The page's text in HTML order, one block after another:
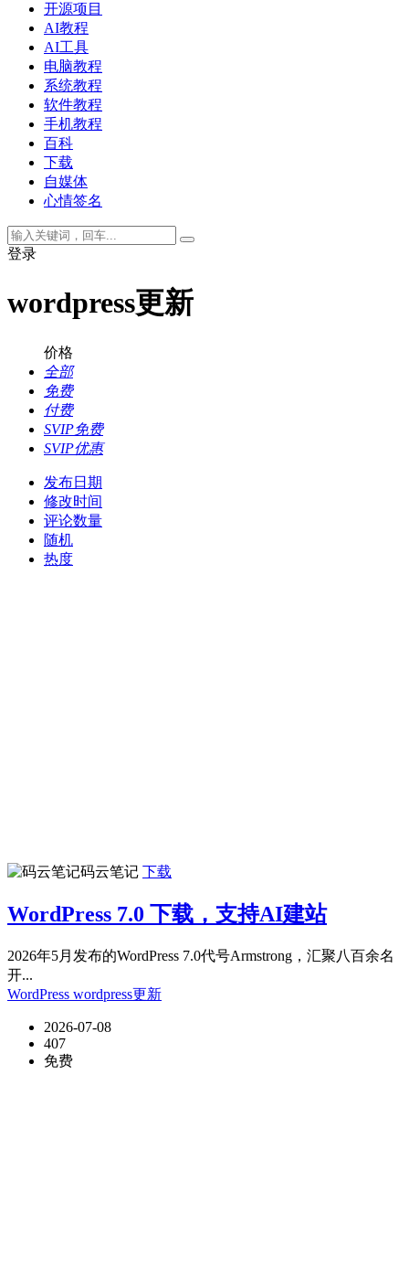
开源项目
AI教程
AI工具
电脑教程
系统教程
软件教程
手机教程
百科
下载
自媒体
心情签名
登录
wordpress更新
价格
全部
免费
付费
SVIP免费
SVIP优惠
发布日期
修改时间
评论数量
随机
热度
码云笔记 下载
WordPress 7.0 下载，支持AI建站
2026年5月发布的WordPress 7.0代号Armstrong，汇聚八百余名
开...
WordPress wordpress更新
2026-07-08
407
免费